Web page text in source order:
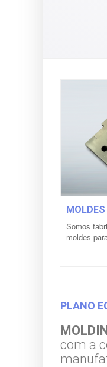
Somos
moldes
máquinas
Mais
PLANO
com a